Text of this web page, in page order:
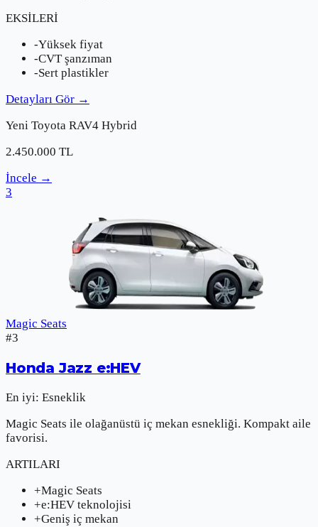
EKSİLERİ
-Yüksek fiyat
-CVT şanzıman
-Sert plastikler
Detayları Gör →
Yeni Toyota RAV4 Hybrid
2.450.000 TL
İncele →
3
Magic Seats
#3
Honda Jazz e:HEV
En iyi: Esneklik
Magic Seats ile olağanüstü iç mekan esnekliği. Kompakt aile
favorisi.
ARTILARI
+Magic Seats
+e:HEV teknolojisi
+Geniş iç mekan